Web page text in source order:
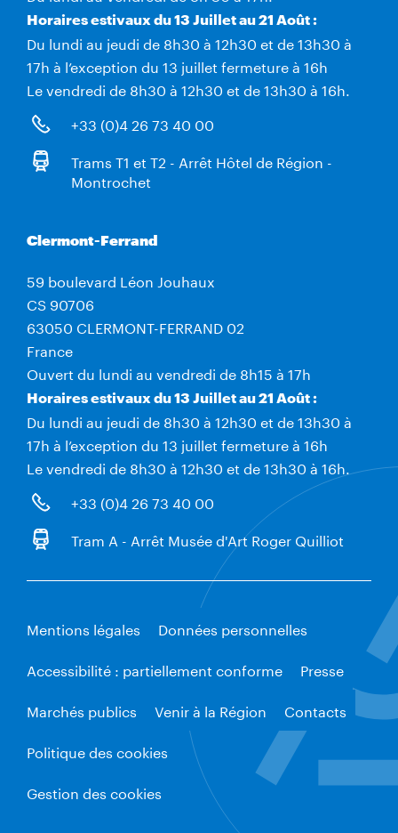
Horaires estivaux du 13 Juillet au 21 Août :
Du lundi au jeudi de 8h30 à 12h30 et de 13h30 à
17h à l’exception du 13 juillet fermeture à 16h
Le vendredi de 8h30 à 12h30 et de 13h30 à 16h.
+33 (0)4 26 73 40 00
Trams T1 et T2 - Arrêt Hôtel de Région -
Montrochet
Clermont-Ferrand
59 boulevard Léon Jouhaux
CS 90706
63050 CLERMONT-FERRAND 02
France
Ouvert du lundi au vendredi de 8h15 à 17h
Horaires estivaux du 13 Juillet au 21 Août :
Du lundi au jeudi de 8h30 à 12h30 et de 13h30 à
17h à l’exception du 13 juillet fermeture à 16h
Le vendredi de 8h30 à 12h30 et de 13h30 à 16h.
+33 (0)4 26 73 40 00
Tram A - Arrêt Musée d'Art Roger Quilliot
Mentions légales
Données personnelles
Accessibilité : partiellement conforme
Presse
Marchés publics
Venir à la Région
Contacts
Politique des cookies
Gestion des cookies